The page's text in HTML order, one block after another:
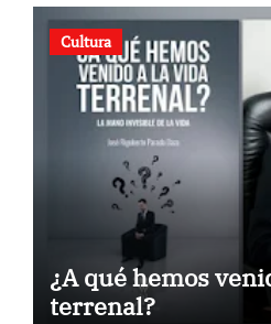
Cultura
¿A qué hemos
terrenal?